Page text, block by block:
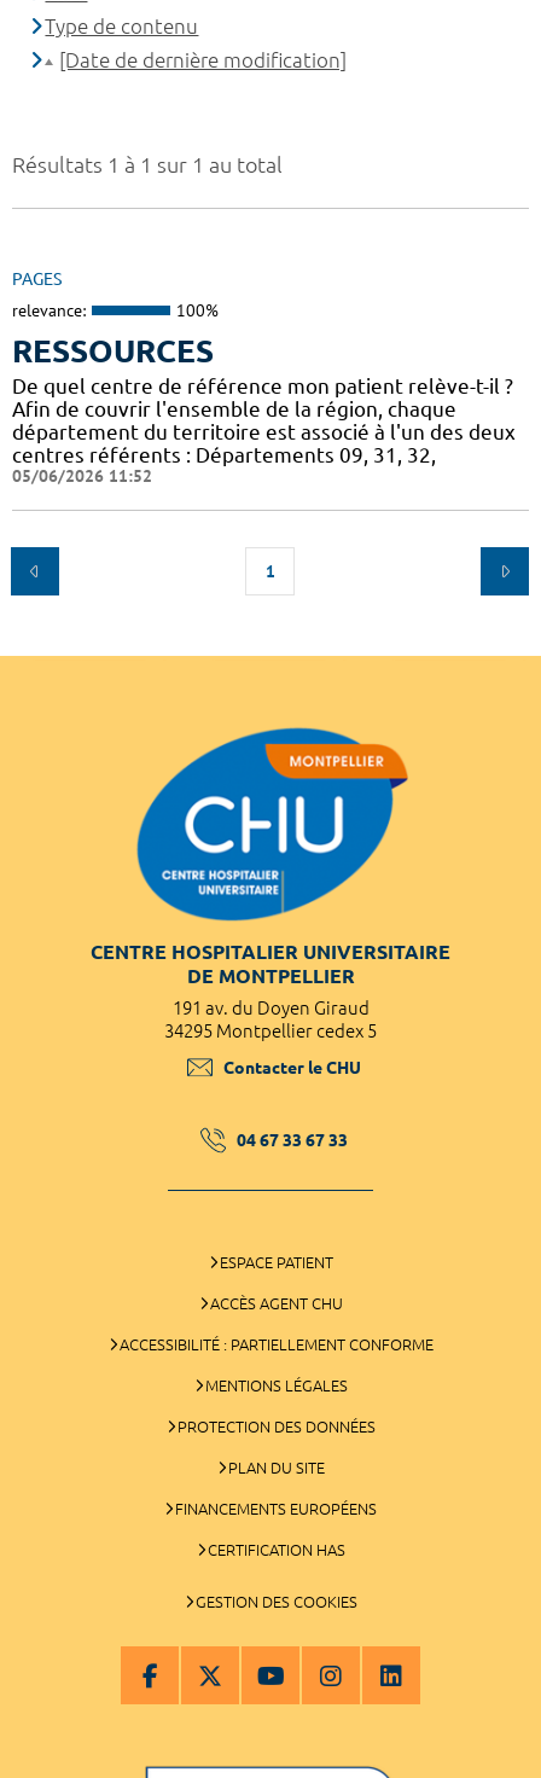
Résultats 1 à 1 sur 1 au total
PAGES
relevance: 100%
RESSOURCES
De quel centre de référence mon patient relève-t-il ?
Afin de couvrir l'ensemble de la région, chaque
département du territoire est associé à l'un des deux
centres référents : Départements 09, 31, 32,
05/06/2026 11:52
1
Type de contenu
[Date de dernière modification]
CENTRE HOSPITALIER UNIVERSITAIRE
DE MONTPELLIER
191 av. du Doyen Giraud
34295 Montpellier cedex 5
Contacter le CHU
04 67 33 67 33
ESPACE PATIENT
ACCÈS AGENT CHU
ACCESSIBILITÉ : PARTIELLEMENT CONFORME
MENTIONS LÉGALES
PROTECTION DES DONNÉES
PLAN DU SITE
FINANCEMENTS EUROPÉENS
CERTIFICATION HAS
GESTION DES COOKIES